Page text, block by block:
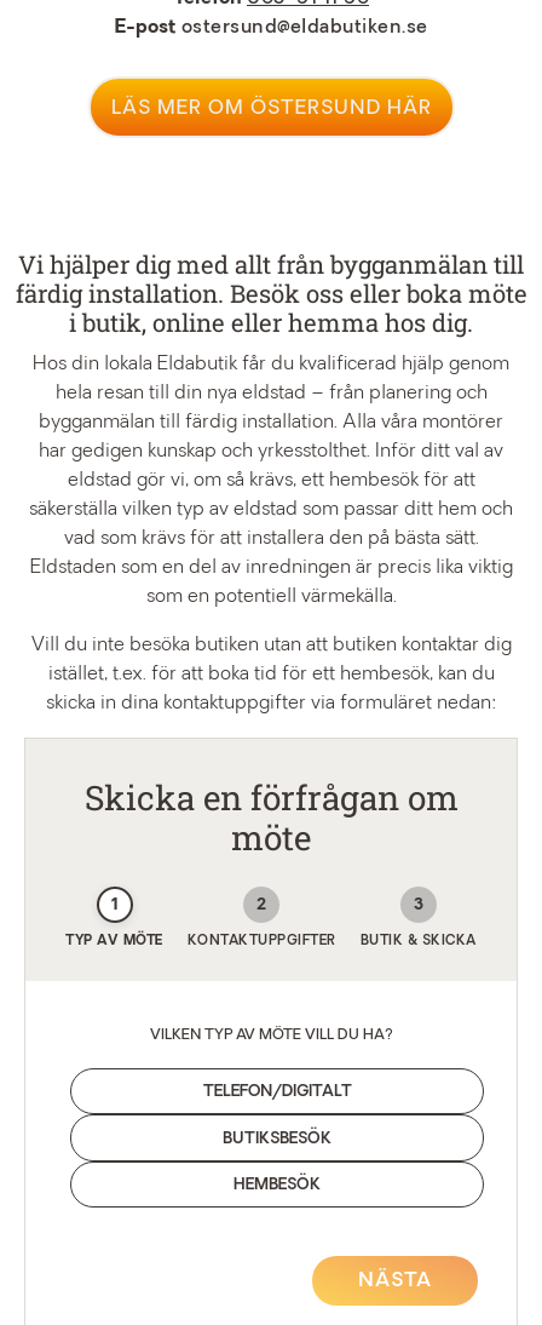
E-post ostersund@eldabutiken.se
LÄS MER OM ÖSTERSUND HÄR
Vi hjälper dig med allt från bygganmälan till
färdig installation. Besök oss eller boka möte
i butik, online eller hemma hos dig.
Hos din lokala Eldabutik får du kvalificerad hjälp genom
hela resan till din nya eldstad – från planering och
bygganmälan till färdig installation. Alla våra montörer
har gedigen kunskap och yrkesstolthet. Inför ditt val av
eldstad gör vi, om så krävs, ett hembesök för att
säkerställa vilken typ av eldstad som passar ditt hem och
vad som krävs för att installera den på bästa sätt.
Eldstaden som en del av inredningen är precis lika viktig
som en potentiell värmekälla.
Vill du inte besöka butiken utan att butiken kontaktar dig
istället, t.ex. för att boka tid för ett hembesök, kan du
skicka in dina kontaktuppgifter via formuläret nedan:
Skicka en förfrågan om
möte
1
TYP AV MÖTE
2
KONTAKTUPPGIFTER
3
BUTIK & SKICKA
VILKEN TYP AV MÖTE VILL DU HA?
TELEFON/DIGITALT
BUTIKSBESÖK
HEMBESÖK
NÄSTA